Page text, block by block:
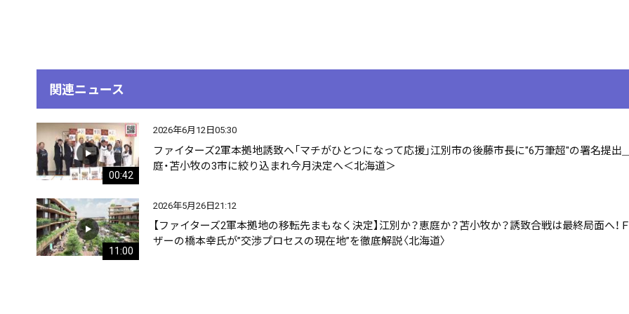
関連ニュース
00:42
2026年6月12日05:30
ファイターズ2軍本拠地誘致へ「マチがひとつになって応援」江別市の後藤市長に"6万筆超"の署名提出
庭・苫小牧の3市に絞り込まれ今月決定へ＜北海道＞
11:00
2026年5月26日21:12
【ファイターズ2軍本拠地の移転先まもなく決定】江別か？恵庭か？苫小牧か？誘致合戦は最終局面へ！
ザーの橋本幸氏が”交渉プロセスの現在地”を徹底解説〈北海道〉